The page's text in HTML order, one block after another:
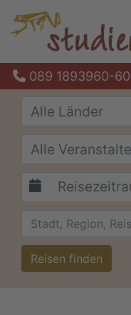
089 1893960-60
Alle Länder
Alle
Reisen finden